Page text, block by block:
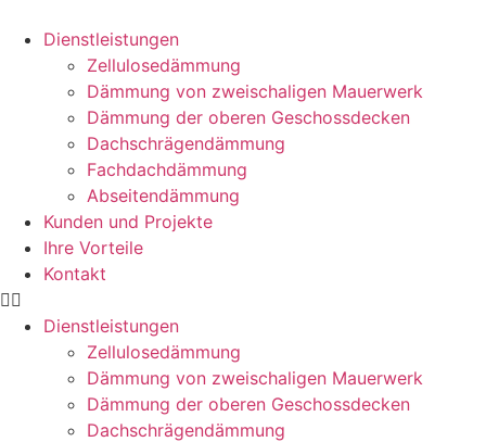
Dienstleistungen
Zellulosedämmung
Dämmung von zweischaligen Mauerwerk
Dämmung der oberen Geschossdecken
Dachschrägendämmung
Fachdachdämmung
Abseitendämmung
Kunden und Projekte
Ihre Vorteile
Kontakt
Dienstleistungen
Zellulosedämmung
Dämmung von zweischaligen Mauerwerk
Dämmung der oberen Geschossdecken
Dachschrägendämmung